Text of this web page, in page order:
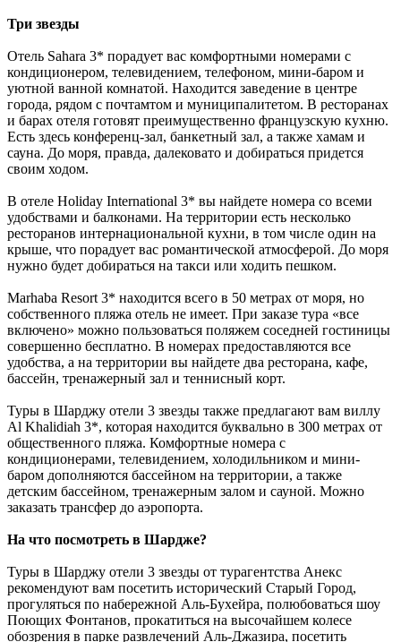
Три звезды
Отель Sahara 3* порадует вас комфортными номерами с
кондиционером, телевидением, телефоном, мини-баром и
уютной ванной комнатой. Находится заведение в центре
города, рядом с почтамтом и муниципалитетом. В ресторанах
и барах отеля готовят преимущественно французскую кухню.
Есть здесь конференц-зал, банкетный зал, а также хамам и
сауна. До моря, правда, далековато и добираться придется
своим ходом.
В отеле Holiday International 3* вы найдете номера со всеми
удобствами и балконами. На территории есть несколько
ресторанов интернациональной кухни, в том числе один на
крыше, что порадует вас романтической атмосферой. До моря
нужно будет добираться на такси или ходить пешком.
Marhaba Resort 3* находится всего в 50 метрах от моря, но
собственного пляжа отель не имеет. При заказе тура «все
включено» можно пользоваться поляжем соседней гостиницы
совершенно бесплатно. В номерах предоставляются все
удобства, а на территории вы найдете два ресторана, кафе,
бассейн, тренажерный зал и теннисный корт.
Туры в Шарджу отели 3 звезды также предлагают вам виллу
Al Khalidiah 3*, которая находится буквально в 300 метрах от
общественного пляжа. Комфортные номера с
кондиционерами, телевидением, холодильником и мини-
баром дополняются бассейном на территории, а также
детским бассейном, тренажерным залом и сауной. Можно
заказать трансфер до аэропорта.
На что посмотреть в Шардже?
Туры в Шарджу отели 3 звезды от турагентства Анекс
рекомендуют вам посетить исторический Старый Город,
прогуляться по набережной Аль-Бухейра, полюбоваться шоу
Поющих Фонтанов, прокатиться на высочайшем колесе
обозрения в парке развлечений Аль-Джазира, посетить